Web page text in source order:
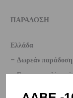
ΠΑΡΑΔΟΣΗ
Ελλάδα
– Δωρεάν παράδοση
– Για παραγγελίες